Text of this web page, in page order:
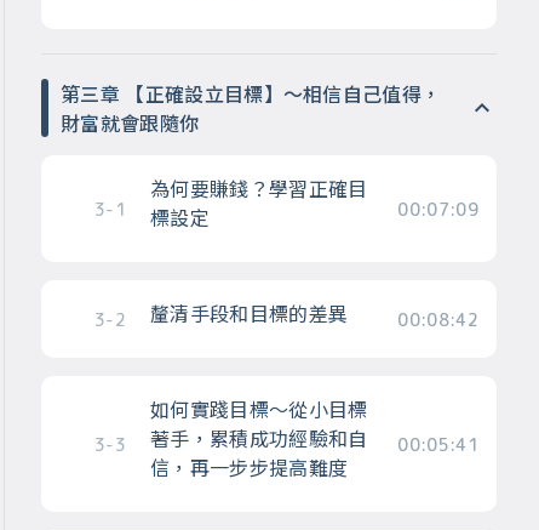
第三章 【正確設立目標】～相信自己值得，
財富就會跟隨你
3-1
為何要賺錢？學習正確目
標設定
00:07:09
3-2 釐清手段和目標的差異 00:08:42
3-3
如何實踐目標～從小目標
著手，累積成功經驗和自
信，再一步步提高難度
00:05:41